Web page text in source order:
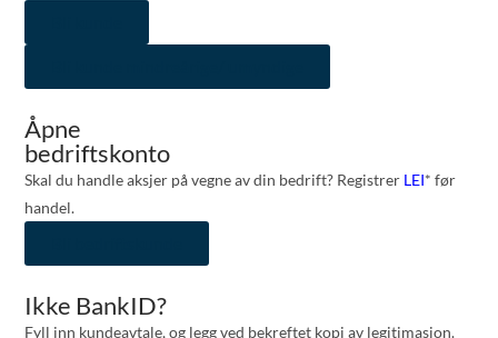
Åpne
bedriftskonto
Skal du handle aksjer på vegne av din bedrift? Registrer LEI* før
handel.
Ikke BankID?
Fyll inn kundeavtale, og legg ved bekreftet kopi av legitimasjon.